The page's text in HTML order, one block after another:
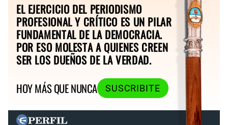
EL EJERCICIO DEL PERIODISMO
PROFESIONAL Y CRÍTICO ES UN PILAR
FUNDAMENTAL DE LA DEMOCRACIA.
POR ESO MOLESTA A QUIENES CREEN
SER LOS DUEÑOS DE LA VERDAD.
HOY MÁS QUE NUNCA
SUSCRIBITE